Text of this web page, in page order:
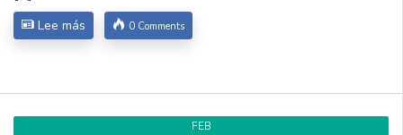
Lee más 0 Comments
FEB